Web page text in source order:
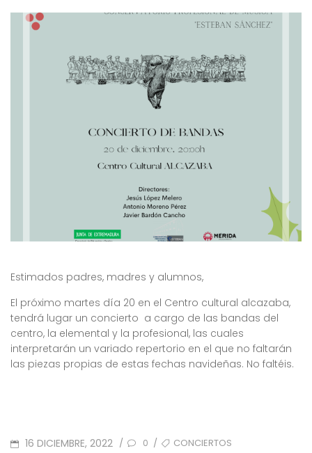
Estimados padres, madres y alumnos,
El próximo martes día 20 en el Centro cultural alcazaba,
tendrá lugar un concierto a cargo de las bandas del
centro, la elemental y la profesional, las cuales
interpretarán un variado repertorio en el que no faltarán
las piezas propias de estas fechas navideñas. No faltéis.
POSTED
16 DICIEMBRE, 2022 / 0 / TAGSCONCIERTOS